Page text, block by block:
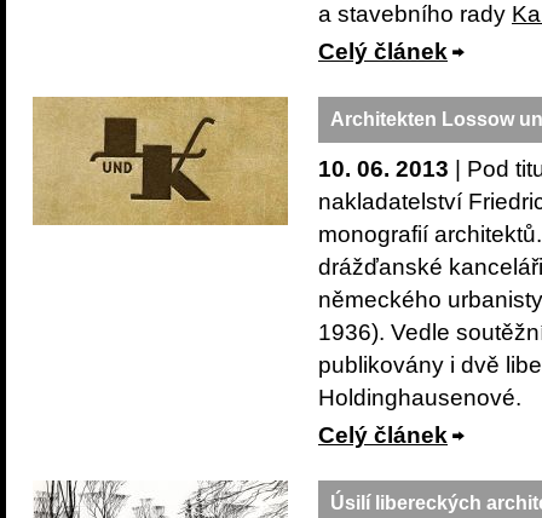
a stavebního rady
Celý článek
Architekten Lossow
10. 06. 2013 | Pod
nakladatelství
monografií
drážďanské
německého
1936). Vedle
publikovány i dvě
Holdinghausenové.
Celý článek
Úsilí libereckých